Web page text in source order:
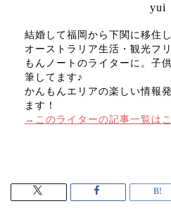
yui
結婚して福岡から下関に移住し
オーストラリア生活・観光フ
もんノートのライターに。子
筆してます♪
かんもんエリアの楽しい情報
ます！
→このライターの記事一覧は